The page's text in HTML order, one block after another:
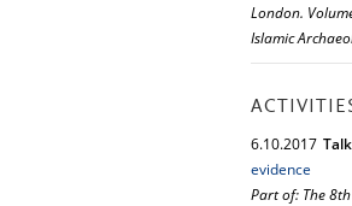
London.
Islamic
6.10.2017 Talk
evidence
Part of: The